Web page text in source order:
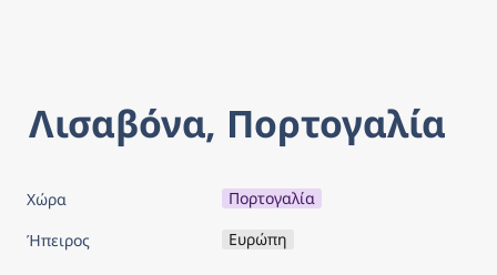
Λισαβόνα, Πορτογαλία
Χώρα
Πορτογαλία
Ήπειρος
Ευρώπη